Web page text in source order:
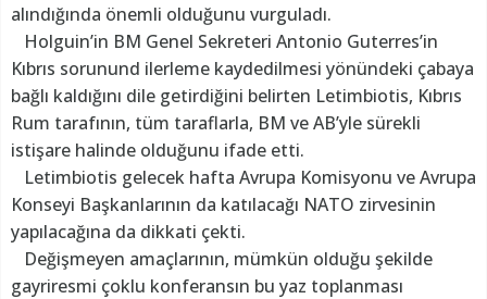
alındığında önemli olduğunu vurguladı.
Holguin’in BM Genel Sekreteri Antonio Guterres’in
Kıbrıs sorunund ilerleme kaydedilmesi yönündeki çabaya
bağlı kaldığını dile getirdiğini belirten Letimbiotis, Kıbrıs
Rum tarafının, tüm taraflarla, BM ve AB’yle sürekli
istişare halinde olduğunu ifade etti.
Letimbiotis gelecek hafta Avrupa Komisyonu ve Avrupa
Konseyi Başkanlarının da katılacağı NATO zirvesinin
yapılacağına da dikkati çekti.
Değişmeyen amaçlarının, mümkün olduğu şekilde
gayriresmi çoklu konferansın bu yaz toplanması